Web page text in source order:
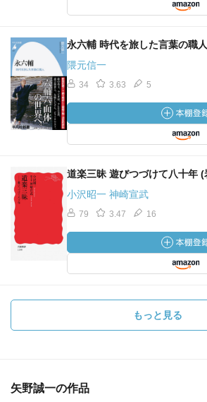
永六輔 時代を旅した言葉の職
隈元信一
34 3.63 5
道楽三昧 遊びつづけて八十年 (
小沢昭一 神崎宣武
79 3.47 16
もっと見る
矢野誠一の作品